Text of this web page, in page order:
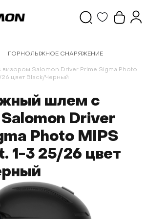
ГОРНОЛЫЖНОЕ СНАРЯЖЕНИЕ
Salomon Driver Prime Sigma Photo
26 цвет Black/Черный
шлем с
Driver
Photo MIPS
1-3 25/26 цвет